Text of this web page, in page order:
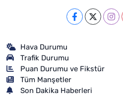
Hava Durumu
Trafik Durumu
Puan Durumu ve Fikstür
Tüm Manşetler
Son Dakika Haberleri